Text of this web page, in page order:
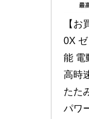
【
0X
能 電
高時
たた
パワ